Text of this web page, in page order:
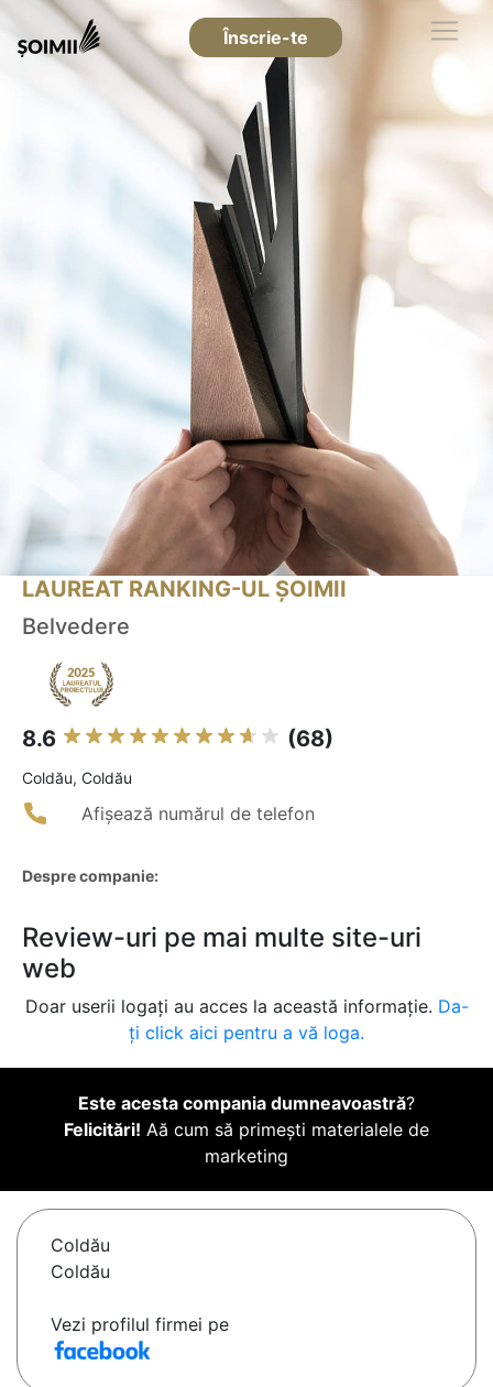
Înscrie-te
LAUREAT RANKING-UL ȘOIMII
Belvedere
8.6 (68)
Coldău, Coldău
Afișează numărul de telefon
Despre companie:
Review-uri pe mai multe site-uri
web
Doar userii logați au acces la această informație. Da-
ți click aici pentru a vă loga.
Este acesta compania dumneavoastră?
Felicitări! Aă cum să primești materialele de
marketing
Coldău
Coldău
Vezi profilul firmei pe